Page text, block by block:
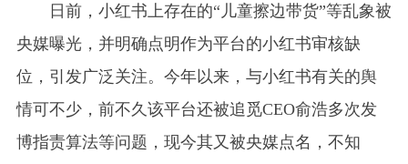
日前，小红书上存在的“儿童擦边带货”等乱象被
央媒曝光，并明确点明作为平台的小红书审核缺
位，引发广泛关注。今年以来，与小红书有关的舆
情可不少，前不久该平台还被追觅CEO俞浩多次发
博指责算法等问题，现今其又被央媒点名，不知